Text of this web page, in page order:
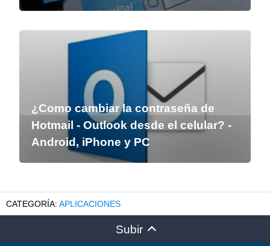
¿Como cambiar la contraseña de
Hotmail - Outlook desde el celular? -
Android, iPhone y PC
APLICACIONES
Subir